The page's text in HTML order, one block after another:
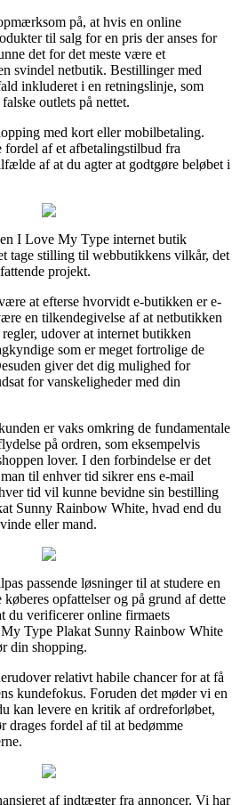
på, at hvis en online
til salg for en pris der anses for
det for det meste være et
svindel netbutik. Bestillinger med
inkluderet i en retningslinje, som
outlets på nettet.
med kort eller mobilbetaling.
af et afbetalingstilbud fra
af at du agter at godtgøre beløbet i
I Love My Type internet butik
tage stilling til webbutikkens vilkår, det
projekt.
at efterse hvorvidt e-butikken er e-
en tilkendegivelse af at netbutikken
udover at internet butikken
som er meget fortrolige de
giver det dig mulighed for
for vanskeligheder med din
er vaks omkring de fundamentale
på ordren, som eksempelvis
lover. I den forbindelse er det
til enhver tid sikrer ens e-mail
tid vil kunne bevidne sin bestilling
Sunny Rainbow White, hvad end du
eller mand.
passende løsninger til at studere en
opfattelser og på grund af dette
du verificerer online firmaets
Type Plakat Sunny Rainbow White
din shopping.
relativt habile chancer for at få
kundefokus. Foruden det møder vi en
kan levere en kritik af ordreforløbet,
drages fordel af til at bedømme
af indtægter fra annoncer. Vi har